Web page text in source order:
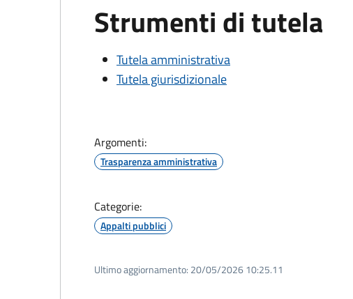
Strumenti di tutela
Tutela amministrativa
Tutela giurisdizionale
Argomenti:
Trasparenza amministrativa
Categorie:
Appalti pubblici
Ultimo aggiornamento: 20/05/2026 10:25.11